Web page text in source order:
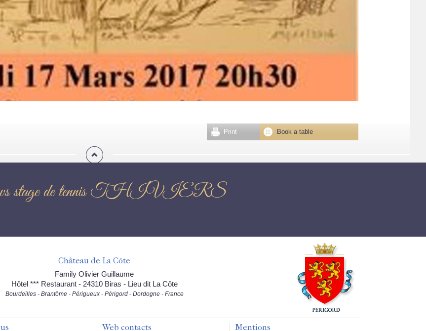
Book a table
Print
stage de tennis THIVIERS
Château de La Côte
Family Olivier Guillaume
Hôtel *** Restaurant - 24310 Biras - Lieu dit La Côte
Bourdeilles - Brantôme - Périgueux - Périgord - Dordogne - France
Web contacts Mentions